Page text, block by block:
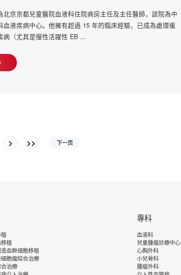
北京京都兒童醫院血液科住院病房主任及主任醫師，該院為中
血液疾病中心。他擁有超過 15 年的臨床經驗，已成為處理複
病（尤其是慢性活躍性 EB ...
> >> 下一页
植
血幹細胞移植
胞瘤綜合治療
治療
專科
血液科
兒童腫瘤診療中心
心胸外科
小兒骨科
腫瘤外科